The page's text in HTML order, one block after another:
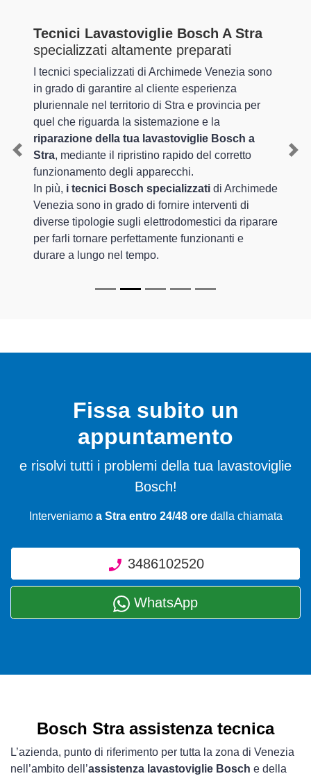
Tecnici Lavastoviglie Bosch A Stra
specializzati altamente preparati
I tecnici specializzati di Archimede Venezia sono
in grado di garantire al cliente esperienza
pluriennale nel territorio di Stra e provincia per
quel che riguarda la sistemazione e la
riparazione della tua lavastoviglie Bosch a
Stra, mediante il ripristino rapido del corretto
funzionamento degli apparecchi.
In più, i tecnici Bosch specializzati di Archimede
Venezia sono in grado di fornire interventi di
diverse tipologie sugli elettrodomestici da riparare
per farli tornare perfettamente funzionanti e
durare a lungo nel tempo.
Previous
Fissa subito un
appuntamento
e risolvi tutti i problemi della tua lavastoviglie
Bosch!
Interveniamo a Stra entro 24/48 oredalla chiamata
3486102520
WhatsApp
Bosch Stra assistenza tecnica
L’azienda, punto di riferimento per tutta la zona di Venezia
nell’ambito dell’assistenza lavastoviglie Bosch e della